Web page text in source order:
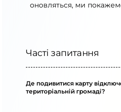
оновляться, ми
Часті запитання
Де подивитися карту
територіальній громаді?